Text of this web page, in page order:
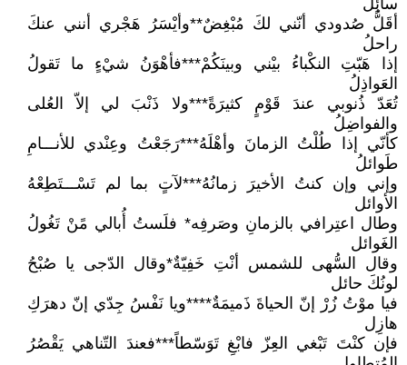
سائِلُ
أقَلُّ صُدودي أنّني لكَ مُبْغِضٌ**وأيْسَرُ هَجْري أنني عنكَ
راحلُ
إذا هَبّتِ النكْباءُ بيْني وبينَكُمْ***فأهْوَنُ شيْءٍ ما تَقولُ
العَواذِلُ
تُعَدّ ذُنوبي عندَ قَوْمٍ كثيرَةً***ولا ذَنْبَ لي إلاّ العُلى
والفواضِلُ
كأنّي إذا طُلْتُ الزمانَ وأهْلَهُ***رَجَعْتُ وعِنْدي للأنـــامِ
طَوائلُ
وإني وإن كنتُ الأخيرَ زمانُهُ***لآتٍ بما لم تَسْـــتَطِعْهُ
الأوائل
وطال اعتِرافي بالزمانِ وصَرفِه* فلَستُ أُبالي مًنْ تَغُولُ
الغَوائل
وقال السُّهى للشمس أنْتِ خَفِيّةٌ*وقال الدّجى يا صُبْحُ
لونُكَ حائل
فيا موْتُ زُرْ إنّ الحياةَ ذَميمَةٌ****ويا نَفْسُ جِدّي إنّ دهرَكِ
هازِل
فإن كنْتَ تَبْغي العِزّ فابْغِ تَوَسّطاً***فعندَ التّناهي يَقْصُرُ